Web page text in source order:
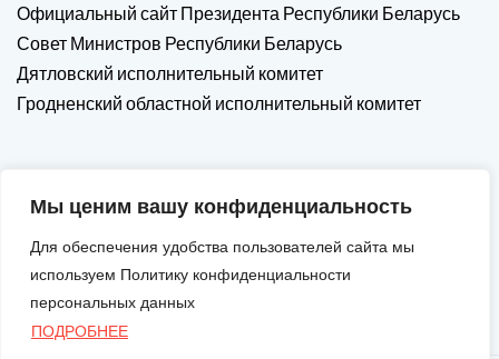
Мы ценим вашу конфиденциальность
Для обеспечения удобства пользователей сайта мы
используем Политику конфиденциальности
персональных данных
ПОДРОБНЕЕ
Официальный сайт Президента Республики Беларусь
Совет Министров Республики Беларусь
Дятловский исполнительный комитет
Гродненский областной исполнительный комитет